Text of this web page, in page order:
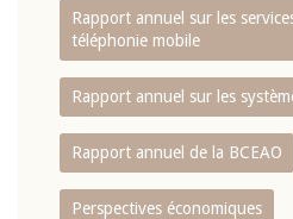
Rapport annuel sur les
téléphonie mobile
Rapport annuel sur les
Rapport annuel de la BCEAO
Perspectives économiques